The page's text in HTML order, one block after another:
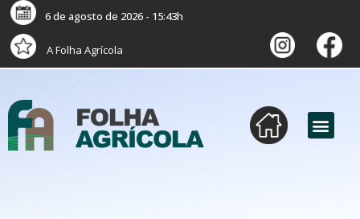
6 de agosto de 2026 - 15:43h
A Folha Agrícola